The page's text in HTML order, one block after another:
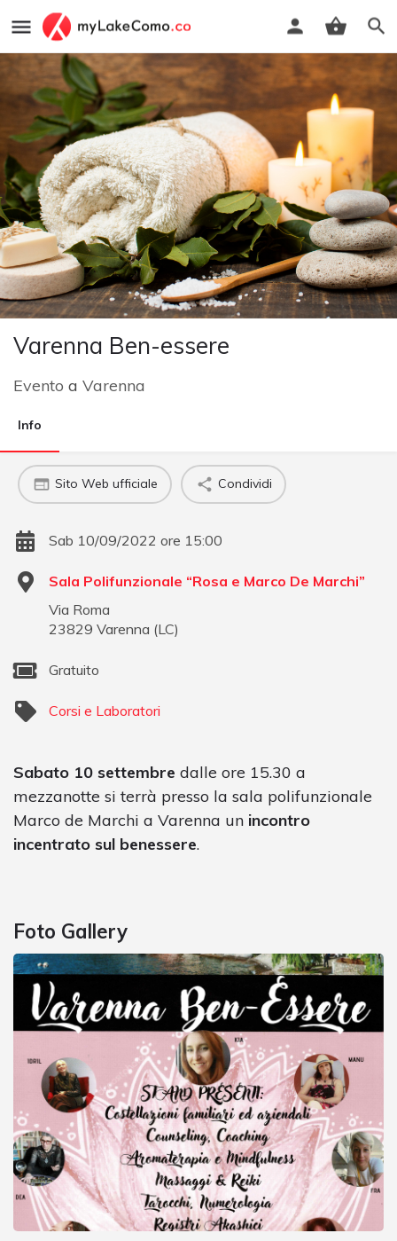
Varenna Ben-essere
Evento a Varenna
Info
Sito Web ufficiale Condividi
Sab 10/09/2022 ore 15:00
Sala Polifunzionale “Rosa e Marco De Marchi”
Via Roma
23829 Varenna (LC)
Gratuito
Corsi e Laboratori
Sabato 10 settembre dalle ore 15.30 a
mezzanotte si terrà presso la sala polifunzionale
Marco de Marchi a Varenna un incontro
incentrato sul benessere.
Foto Gallery